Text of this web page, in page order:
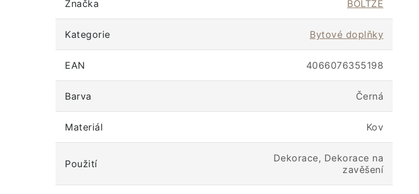
Značka BOLTZE
Kategorie Bytové doplňky
EAN 4066076355198
Barva Černá
Materiál Kov
Použití
Dekorace, Dekorace na
zavěšení